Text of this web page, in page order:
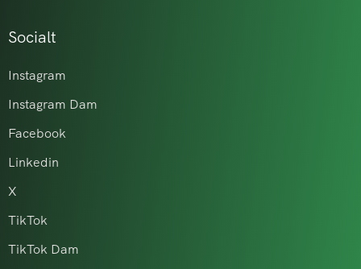
Socialt
Instagram
Instagram Dam
Facebook
Linkedin
X
TikTok
TikTok Dam